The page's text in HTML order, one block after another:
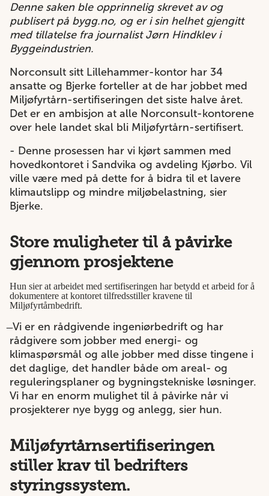
Denne saken ble opprinnelig skrevet av og
publisert på bygg.no, og er i sin helhet gjengitt
med tillatelse fra journalist Jørn Hindklev i
Byggeindustrien.
Norconsult sitt Lillehammer-kontor har 34
ansatte og Bjerke forteller at de har jobbet med
Miljøfyrtårn-sertifiseringen det siste halve året.
Det er en ambisjon at alle Norconsult-kontorene
over hele landet skal bli Miljøfyrtårn-sertifisert.
- Denne prosessen har vi kjørt sammen med
hovedkontoret i Sandvika og avdeling Kjørbo. Vil
ville være med på dette for å bidra til et lavere
klimautslipp og mindre miljøbelastning, sier
Bjerke.
Store muligheter til å påvirke
gjennom prosjektene
Hun sier at arbeidet med sertifiseringen har betydd et arbeid for å
dokumentere at kontoret tilfredsstiller kravene til
Miljøfyrtårnbedrift.
̶ Vi er en rådgivende ingeniørbedrift og har
rådgivere som jobber med energi- og
klimaspørsmål og alle jobber med disse tingene i
det daglige, det handler både om areal- og
reguleringsplaner og bygningstekniske løsninger.
Vi har en enorm mulighet til å påvirke når vi
prosjekterer nye bygg og anlegg, sier hun.
Miljøfyrtårnsertifiseringen
stiller krav til bedrifters
styringssystem.